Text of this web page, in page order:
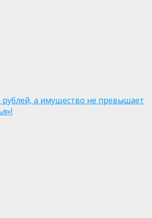
рублей, а имущество не превышает